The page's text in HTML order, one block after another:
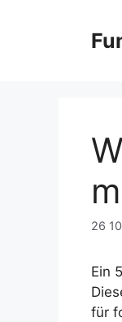
26
Ein
für